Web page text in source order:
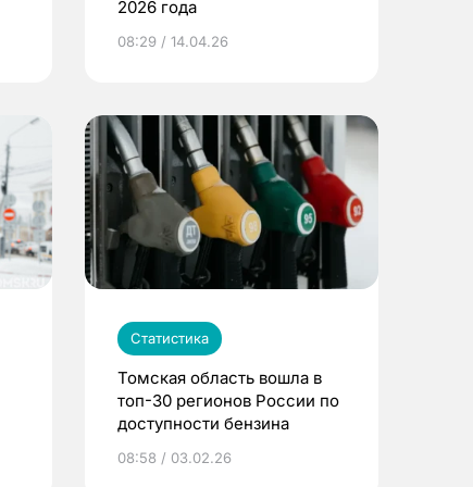
2026 года
08:29 / 14.04.26
Статистика
Томская область вошла в
топ-30 регионов России по
доступности бензина
08:58 / 03.02.26